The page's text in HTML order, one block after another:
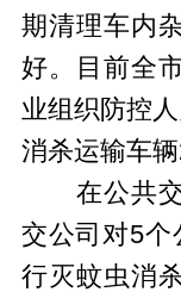
期清理车内
好。目前全
业组织防控
消杀运输车辆
在公共交
交公司对5个
行灭蚊虫消